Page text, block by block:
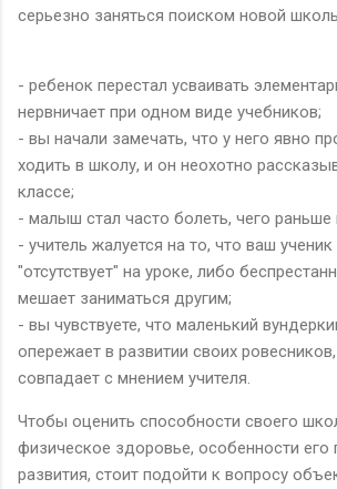
серьезно заняться поиском новой
- ребенок перестал усваивать
нервничает при одном виде учебников;
- вы начали замечать, что у него явно
ходить в школу, и он неохотно
классе;
- малыш стал часто болеть, чего раньше
- учитель жалуется на то, что ваш
"отсутствует" на уроке, либо
мешает заниматься другим;
- вы чувствуете, что маленький
опережает в развитии своих
совпадает с мнением учителя.
Чтобы оценить способности своего
физическое здоровье, особенности его
развития, стоит подойти к вопросу